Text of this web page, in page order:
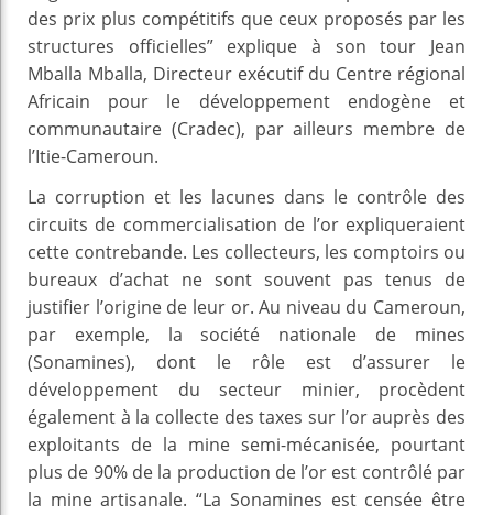
des prix plus compétitifs que ceux proposés par les
structures officielles” explique à son tour Jean
Mballa Mballa, Directeur exécutif du Centre régional
Africain pour le développement endogène et
communautaire (Cradec), par ailleurs membre de
l’Itie-Cameroun.
La corruption et les lacunes dans le contrôle des
circuits de commercialisation de l’or expliqueraient
cette contrebande. Les collecteurs, les comptoirs ou
bureaux d’achat ne sont souvent pas tenus de
justifier l’origine de leur or. Au niveau du Cameroun,
par exemple, la société nationale de mines
(Sonamines), dont le rôle est d’assurer le
développement du secteur minier, procèdent
également à la collecte des taxes sur l’or auprès des
exploitants de la mine semi-mécanisée, pourtant
plus de 90% de la production de l’or est contrôlé par
la mine artisanale. “La Sonamines est censée être